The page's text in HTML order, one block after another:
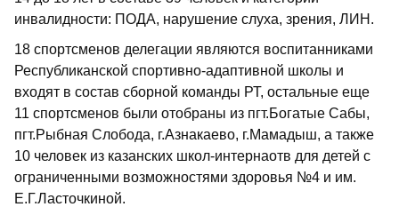
инвалидности: ПОДА, нарушение слуха, зрения, ЛИН.
18 спортсменов делегации являются воспитанниками
Республиканской спортивно-адаптивной школы и
входят в состав сборной команды РТ, остальные еще
11 спортсменов были отобраны из пгт.Богатые Сабы,
пгт.Рыбная Слобода, г.Азнакаево, г.Мамадыш, а также
10 человек из казанских школ-интернаотв для детей с
ограниченными возможностями здоровья №4 и им.
Е.Г.Ласточкиной.